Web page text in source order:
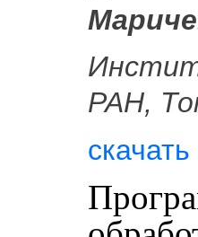
РАН,
скачать